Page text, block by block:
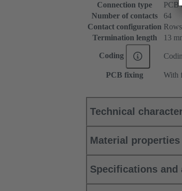
Connection type
PCB
Number of contacts
64
Contact configuration
Termination length
13
Coding
PCB fixing With
Technical
Material properties
Specifications and